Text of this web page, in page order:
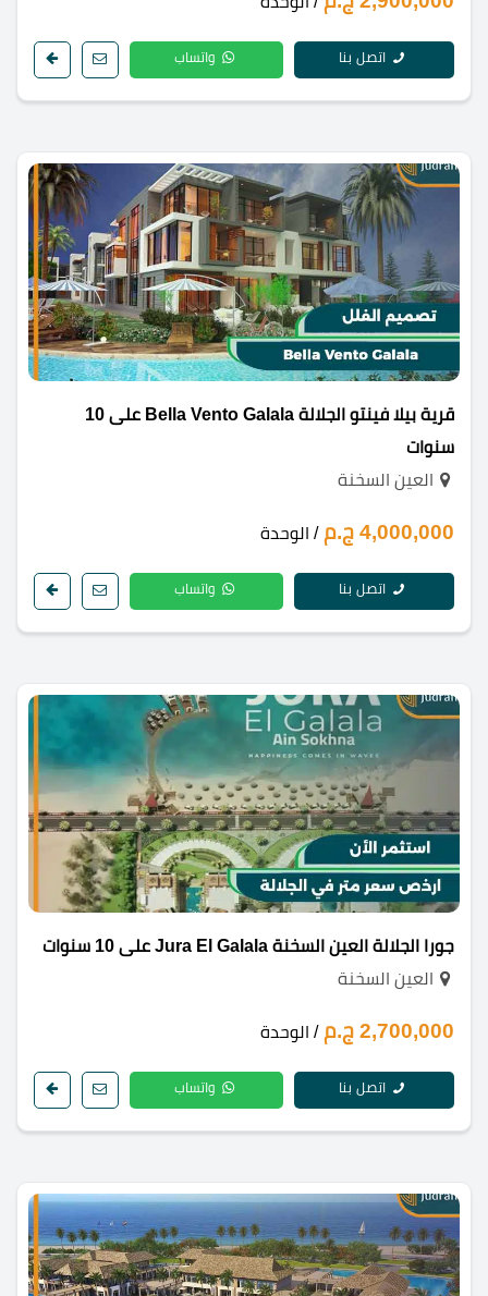
اتصل بنا واتساب
قرية بيلا فينتو الجلالة Bella Vento Galala على 10
سنوات
العين السخنة
4,000,000 ج.م / الوحدة
اتصل بنا واتساب
جورا الجلالة العين السخنة Jura El Galala على 10 سنوات
العين السخنة
2,700,000 ج.م / الوحدة
اتصل بنا واتساب